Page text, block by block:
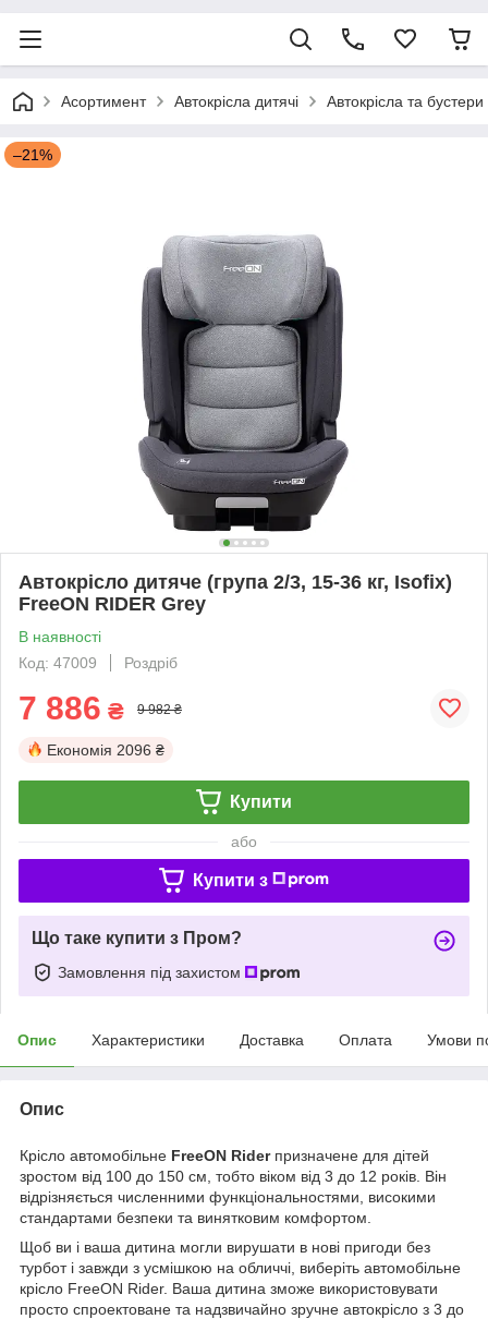
Асортимент Автокрісла дитячі Автокрісла та
–21%
Автокрісло дитяче (група 2/3, 15-36 кг, Isofix)
FreeON RIDER Grey
В наявності
Код: 47009
Роздріб
7 886 ₴ 9 982 ₴
Економія 2096 ₴
Купити
або
Купити з
Що таке купити з Пром?
Замовлення під захистом
Опис Характеристики Доставка Оплата Умови
Опис
Крісло автомобільне FreeON Riderпризначене для дітей
зростом від 100 до 150 см, тобто віком від 3 до 12 років. Він
відрізняється численними функціональностями, високими
стандартами безпеки та винятковим комфортом.
Щоб ви і ваша дитина могли вирушати в нові пригоди без
турбот і завжди з усмішкою на обличчі, виберіть автомобільне
крісло FreeON Rider. Ваша дитина зможе використовувати
просто спроектоване та надзвичайно зручне автокрісло з 3 до